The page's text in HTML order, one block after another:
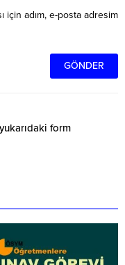
için adım, e-posta adresim
form